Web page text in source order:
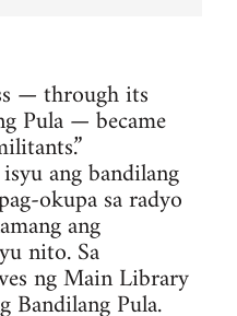
— through its
Pula — became
ang bandilang
okupa sa radyo
ang
nito. Sa
ng Main Library
Bandilang Pula.